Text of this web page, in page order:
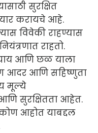
सुरक्षित
करायचे आहे.
विवेकी राहण्यास
राहतो.
आणि छळ याला
आदर आणि सहिष्णुता
मूल्ये
सुरक्षितता आहेत.
आहोत याबद्दल